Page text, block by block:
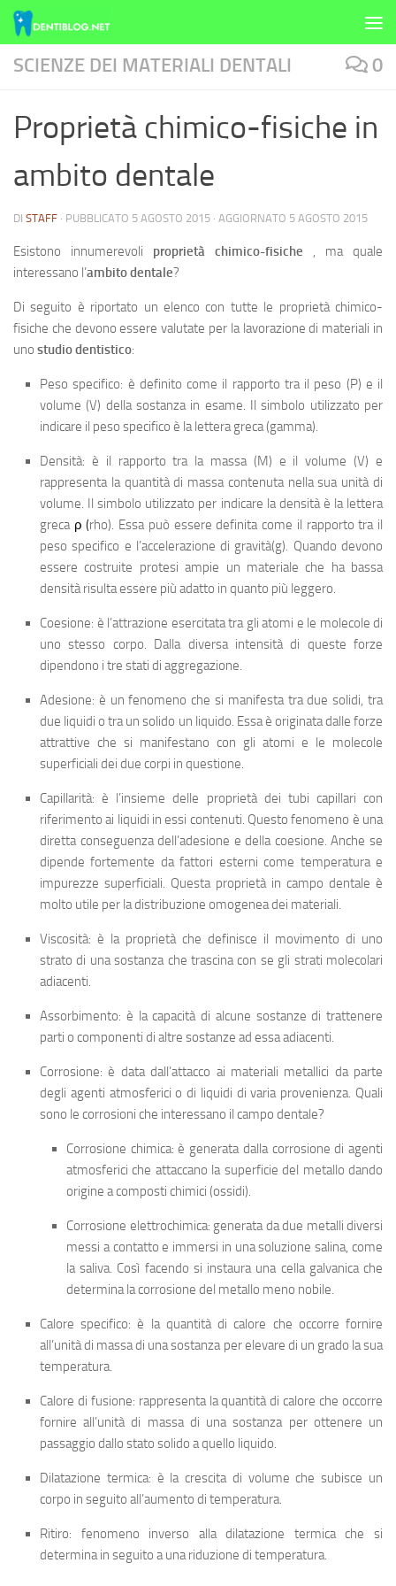
Skip to content
SCIENZE DEI MATERIALI DENTALI 0
Proprietà chimico-fisiche in
ambito dentale
DI STAFF · PUBBLICATO 5 AGOSTO 2015 · AGGIORNATO 5 AGOSTO 2015
Esistono innumerevoli proprietà chimico-fisiche , ma quale
interessano l’ambito dentale?
Di seguito è riportato un elenco con tutte le proprietà chimico-
fisiche che devono essere valutate per la lavorazione di materiali in
uno studio dentistico:
Peso specifico: è definito come il rapporto tra il peso (P) e il
volume (V) della sostanza in esame. Il simbolo utilizzato per
indicare il peso specifico è la lettera greca (gamma).
Densità: è il rapporto tra la massa (M) e il volume (V) e
rappresenta la quantità di massa contenuta nella sua unità di
volume. Il simbolo utilizzato per indicare la densità è la lettera
greca ρ (rho). Essa può essere definita come il rapporto tra il
peso specifico e l’accelerazione di gravità(g). Quando devono
essere costruite protesi ampie un materiale che ha bassa
densità risulta essere più adatto in quanto più leggero.
Coesione: è l’attrazione esercitata tra gli atomi e le molecole di
uno stesso corpo. Dalla diversa intensità di queste forze
dipendono i tre stati di aggregazione.
Adesione: è un fenomeno che si manifesta tra due solidi, tra
due liquidi o tra un solido un liquido. Essa è originata dalle forze
attrattive che si manifestano con gli atomi e le molecole
superficiali dei due corpi in questione.
Capillarità: è l’insieme delle proprietà dei tubi capillari con
riferimento ai liquidi in essi contenuti. Questo fenomeno è una
diretta conseguenza dell’adesione e della coesione. Anche se
dipende fortemente da fattori esterni come temperatura e
impurezze superficiali. Questa proprietà in campo dentale è
molto utile per la distribuzione omogenea dei materiali.
Viscosità: è la proprietà che definisce il movimento di uno
strato di una sostanza che trascina con se gli strati molecolari
adiacenti.
Assorbimento: è la capacità di alcune sostanze di trattenere
parti o componenti di altre sostanze ad essa adiacenti.
Corrosione: è data dall’attacco ai materiali metallici da parte
degli agenti atmosferici o di liquidi di varia provenienza. Quali
sono le corrosioni che interessano il campo dentale?
Corrosione chimica: è generata dalla corrosione di agenti
atmosferici che attaccano la superficie del metallo dando
origine a composti chimici (ossidi).
Corrosione elettrochimica: generata da due metalli diversi
messi a contatto e immersi in una soluzione salina, come
la saliva. Così facendo si instaura una cella galvanica che
determina la corrosione del metallo meno nobile.
Calore specifico: è la quantità di calore che occorre fornire
all’unità di massa di una sostanza per elevare di un grado la sua
temperatura.
Calore di fusione: rappresenta la quantità di calore che occorre
fornire all’unità di massa di una sostanza per ottenere un
passaggio dallo stato solido a quello liquido.
Dilatazione termica: è la crescita di volume che subisce un
corpo in seguito all’aumento di temperatura.
Ritiro: fenomeno inverso alla dilatazione termica che si
determina in seguito a una riduzione di temperatura.